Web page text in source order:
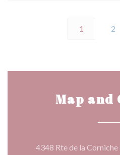
1 2
Map and
4348 Rte de la